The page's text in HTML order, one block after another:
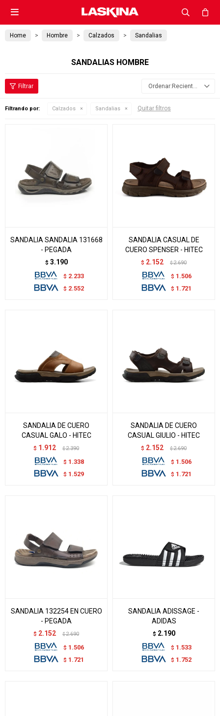

Home Hombre Calzados Sandalias
SANDALIAS HOMBRE
Recientes
Filtrando por: Calzados Sandalias Quitar filtros
SANDALIA SANDALIA 131668
- PEGADA
$ 3.190
$ 2.233
$ 2.552
SANDALIA CASUAL DE
CUERO SPENSER - HITEC
$ 2.152 $ 2.690
$ 1.506
$ 1.721
SANDALIA DE CUERO
CASUAL GALO - HITEC
$ 1.912 $ 2.390
$ 1.338
$ 1.529
SANDALIA DE CUERO
CASUAL GIULIO - HITEC
$ 2.152 $ 2.690
$ 1.506
$ 1.721
SANDALIA 132254 EN CUERO
- PEGADA
$ 2.152 $ 2.690
$ 1.506
$ 1.721
SANDALIA ADISSAGE -
ADIDAS
$ 2.190
$ 1.533
$ 1.752